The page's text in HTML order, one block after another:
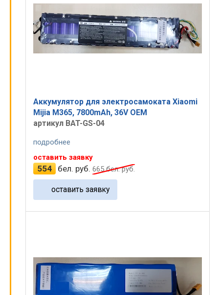
Аккумулятор для электросамоката Xiaomi
Mijia M365, 7800mAh, 36V OEM
артикул BAT-GS-04
подробнее
оставить заявку
554 бел. руб. 665бел. руб.
оставить заявку